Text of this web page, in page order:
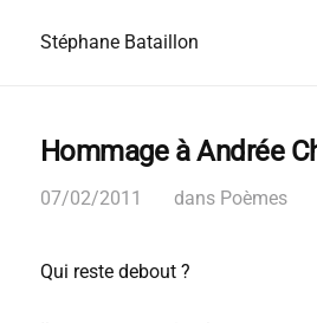
Stéphane Bataillon
Hommage à Andrée
07/02/2011 dans Poèmes
Qui reste debout ?